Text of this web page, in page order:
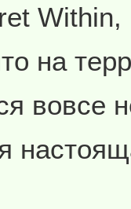
Within,
на
вовсе